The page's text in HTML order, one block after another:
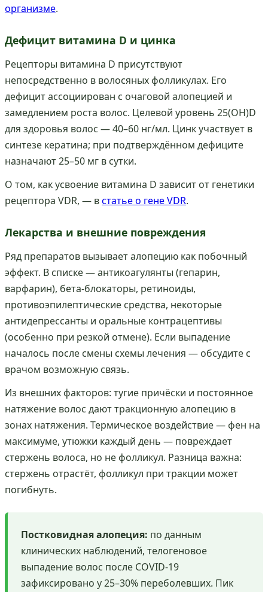
организме.
Дефицит витамина D и цинка
Рецепторы витамина D присутствуют
непосредственно в волосяных фолликулах. Его
дефицит ассоциирован с очаговой алопецией и
замедлением роста волос. Целевой уровень 25(OH)D
для здоровья волос — 40–60 нг/мл. Цинк участвует в
синтезе кератина; при подтверждённом дефиците
назначают 25–50 мг в сутки.
О том, как усвоение витамина D зависит от генетики
рецептора VDR, — встатье о гене VDR.
Лекарства и внешние повреждения
Ряд препаратов вызывает алопецию как побочный
эффект. В списке — антикоагулянты (гепарин,
варфарин), бета-блокаторы, ретиноиды,
противоэпилептические средства, некоторые
антидепрессанты и оральные контрацептивы
(особенно при резкой отмене). Если выпадение
началось после смены схемы лечения — обсудите с
врачом возможную связь.
Из внешних факторов: тугие причёски и постоянное
натяжение волос дают тракционную алопецию в
зонах натяжения. Термическое воздействие — фен на
максимуме, утюжки каждый день — повреждает
стержень волоса, но не фолликул. Разница важна:
стержень отрастёт, фолликул при тракции может
погибнуть.
Постковидная алопеция: по данным
клинических наблюдений, телогеновое
выпадение волос после COVID-19
зафиксировано у 25–30% переболевших. Пик